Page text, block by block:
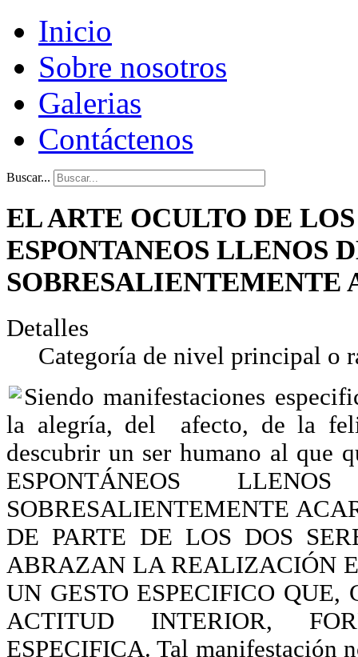
Inicio
Sobre nosotros
Galerias
Contáctenos
Buscar...
EL ARTE OCULTO DE
ESPONTANEOS LLENOS
SOBRESALIENTEMENTE
Detalles
Categoría de nivel principal o
Siendo manifestaciones
la alegría, del afecto, de la
descubrir un ser humano al que
ESPONTÁNEOS
SOBRESALIENTEMENTE
DE PARTE DE LOS DOS
ABRAZAN LA REALIZACIÓN
UN GESTO ESPECIFICO
ACTITUD INTERIOR,
ESPECIFICA. Tal manifestación